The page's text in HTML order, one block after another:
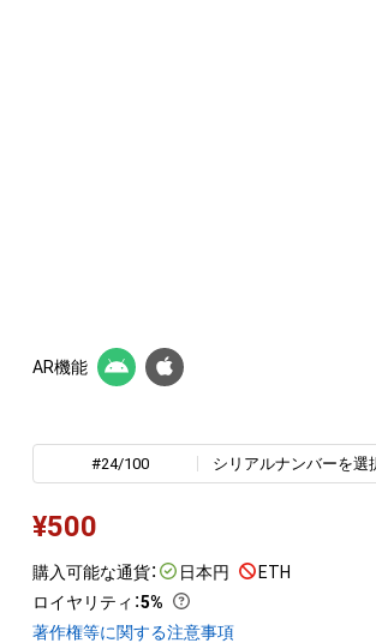
AR機能
#24/100 シリアルナンバーを選
¥500
購入可能な通貨： 日本円
ETH
ロイヤリティ ：5%
著作権等に関する注意事項